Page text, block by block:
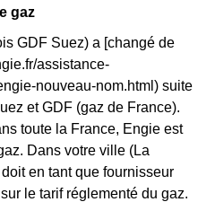
gaz
GDF Suez) a [changé de
assistance-
nouveau-nom.html) suite
et GDF (gaz de France).
toute la France, Engie est
Dans votre ville (La
en tant que fournisseur
le tarif réglementé du gaz.